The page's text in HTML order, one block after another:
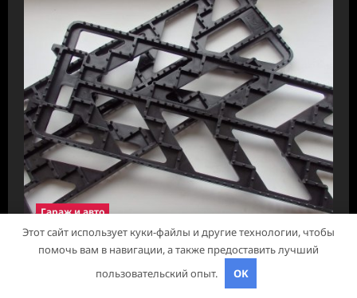
Гараж и авто
Антипробуксовочные траки: Обзор и
Преимущества
Этот сайт использует куки-файлы и другие технологии, чтобы
помочь вам в навигации, а также предоставить лучший
пользовательский опыт.
OK